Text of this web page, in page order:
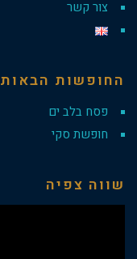
צור קשר
החופשות הבאות
פסח בלב ים
חופשת סקי
שווה צפיה